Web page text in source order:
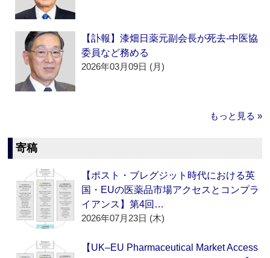
【訃報】漆畑日薬元副会長が死去‐中医協
委員など務める
2026年03月09日 (月)
もっと見る »
寄稿
【ポスト・ブレグジット時代における英
国・EUの医薬品市場アクセスとコンプラ
イアンス】第4回…
2026年07月23日 (木)
【UK–EU Pharmaceutical Market Access